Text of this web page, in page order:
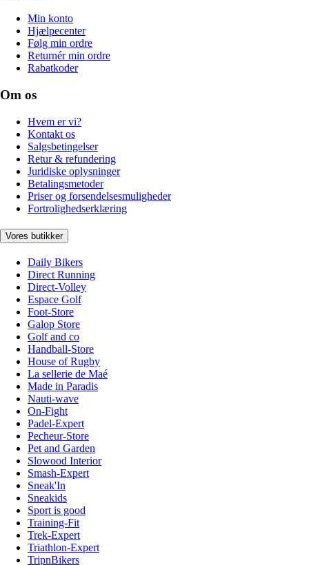
Min konto
Hjælpecenter
Følg min ordre
Returnér min ordre
Rabatkoder
Om os
Hvem er vi?
Kontakt os
Salgsbetingelser
Retur & refundering
Juridiske oplysninger
Betalingsmetoder
Priser og forsendelsesmuligheder
Fortrolighedserklæring
Vores butikker
Daily Bikers
Direct Running
Direct-Volley
Espace Golf
Foot-Store
Galop Store
Golf and co
Handball-Store
House of Rugby
La sellerie de Maé
Made in Paradis
Nauti-wave
On-Fight
Padel-Expert
Pecheur-Store
Pet and Garden
Slowood Interior
Smash-Expert
Sneak'In
Sneakids
Sport is good
Training-Fit
Trek-Expert
Triathlon-Expert
TripnBikers